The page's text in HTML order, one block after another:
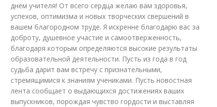
днём учителя! От всего сердца желаю вам здоровья,
успехов, оптимизма и новых творческих свершений в
вашем благородном труде. Я искренне благодарю вас за
доброту, душевное участие и самоотверженность,
благодаря которым определяются высокие результаты
образовательной деятельности. Пусть из года в год
судьба дарит вам встречу с признательными,
стремящимися к знаниям учениками. Пусть новостная
лента сообщает о выдающихся достижениях ваших
выпускников, порождая чувство гордости и выставляя